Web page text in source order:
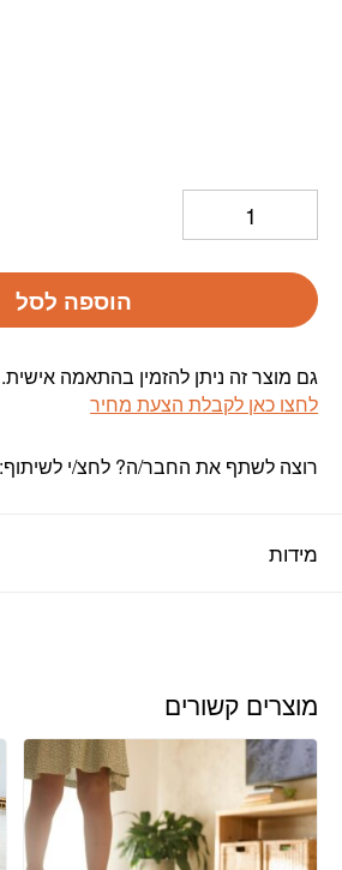
הוספה לסל
גם מוצר זה ניתן להזמין בהתאמה אישית.
לחצו כאן לקבלת הצעת מחיר
מידות
רוצה לשתף את החבר/ה? לחצ/י לשיתוף:
מוצרים קשורים